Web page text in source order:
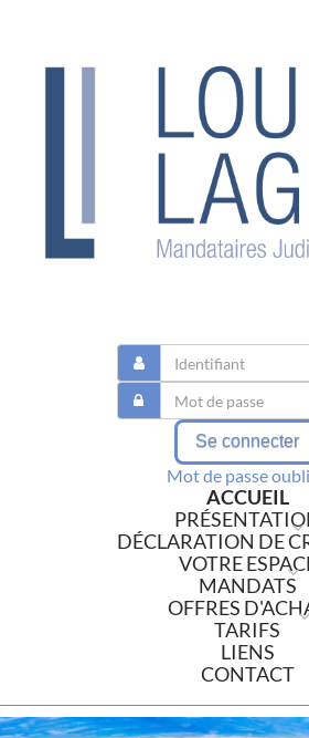
Se connecter
Mot de passe
ACCUEIL
DÉCLARATION DE
VOTRE
MANDATS
OFFRES
TARIFS
LIENS
CONTACT